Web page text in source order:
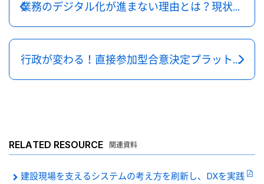
業務のデジタル化が進まない理由とは？現状を打破するための施策も解説
行政が変わる！直接参加型合意決定プラットフォームとその重要性とは？
RELATED RESOURCE 関連資料
建設現場を支えるシステムの考え方を刷新し、DXを実践